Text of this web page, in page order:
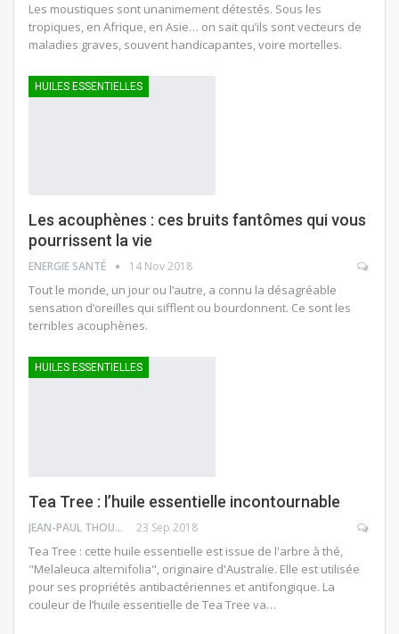
Les moustiques sont unanimement détestés. Sous les
tropiques, en Afrique, en Asie… on sait qu’ils sont vecteurs de
maladies graves, souvent handicapantes, voire mortelles.
HUILES ESSENTIELLES
Les acouphènes : ces bruits fantômes qui vous
pourrissent la vie
ENERGIE SANTÉ 14 Nov 2018
Tout le monde, un jour ou l’autre, a connu la désagréable
sensation d’oreilles qui sifflent ou bourdonnent. Ce sont les
terribles acouphènes.
HUILES ESSENTIELLES
Tea Tree : l’huile essentielle incontournable
JEAN-PAUL THOUNY 23 Sep 2018
Tea Tree : cette huile essentielle est issue de l'arbre à thé,
"Melaleuca alternifolia", originaire d'Australie. Elle est utilisée
pour ses propriétés antibactériennes et antifongique. La
couleur de l’huile essentielle de Tea Tree va…